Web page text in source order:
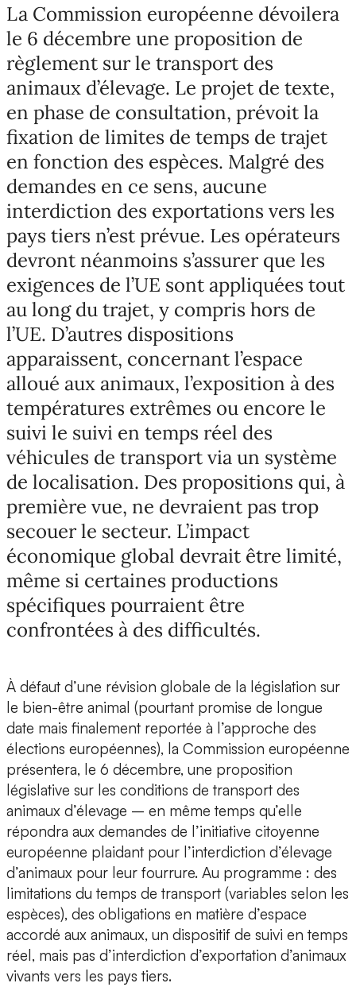
La Commission européenne dévoilera
le 6 décembre une proposition de
règlement sur le transport des
animaux d’élevage. Le projet de texte,
en phase de consultation, prévoit la
fixation de limites de temps de trajet
en fonction des espèces. Malgré des
demandes en ce sens, aucune
interdiction des exportations vers les
pays tiers n’est prévue. Les opérateurs
devront néanmoins s’assurer que les
exigences de l’UE sont appliquées tout
au long du trajet, y compris hors de
l’UE. D’autres dispositions
apparaissent, concernant l’espace
alloué aux animaux, l’exposition à des
températures extrêmes ou encore le
suivi le suivi en temps réel des
véhicules de transport via un système
de localisation. Des propositions qui, à
première vue, ne devraient pas trop
secouer le secteur. L’impact
économique global devrait être limité,
même si certaines productions
spécifiques pourraient être
confrontées à des difficultés.
À défaut d’une révision globale de la législation sur
le bien-être animal (pourtant promise de longue
date mais finalement reportée à l’approche des
élections européennes), la Commission européenne
présentera, le 6 décembre, une proposition
législative sur les conditions de transport des
animaux d’élevage – en même temps qu’elle
répondra aux demandes de l’initiative citoyenne
européenne plaidant pour l’interdiction d’élevage
d’animaux pour leur fourrure. Au programme : des
limitations du temps de transport (variables selon les
espèces), des obligations en matière d’espace
accordé aux animaux, un dispositif de suivi en temps
réel, mais pas d’interdiction d’exportation d’animaux
vivants vers les pays tiers.